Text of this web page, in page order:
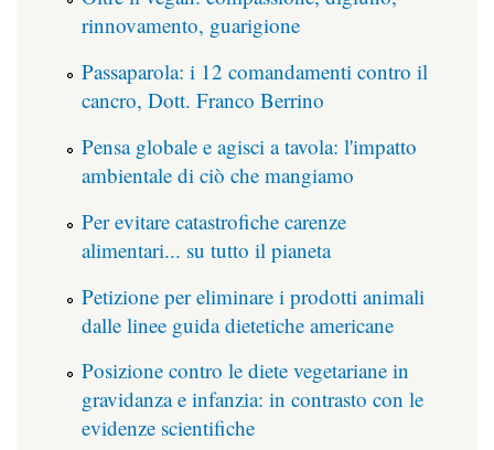
rinnovamento, guarigione
Passaparola: i 12 comandamenti contro il
cancro, Dott. Franco Berrino
Pensa globale e agisci a tavola: l'impatto
ambientale di ciò che mangiamo
Per evitare catastrofiche carenze
alimentari... su tutto il pianeta
Petizione per eliminare i prodotti animali
dalle linee guida dietetiche americane
Posizione contro le diete vegetariane in
gravidanza e infanzia: in contrasto con le
evidenze scientifiche